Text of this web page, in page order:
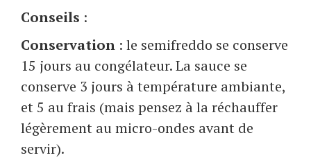
Conseils :
Conservation : le semifreddo se conserve
15 jours au congélateur. La sauce se
conserve 3 jours à température ambiante,
et 5 au frais (mais pensez à la réchauffer
légèrement au micro-ondes avant de
servir).